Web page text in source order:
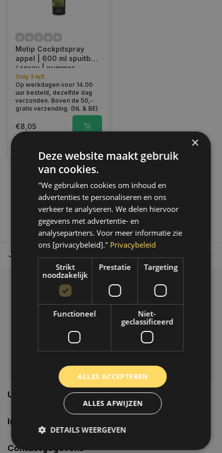
Motip Cockpitspray
appel | 600 ml spuitbus
/ spray | nummer
000784
Only 3 left
Op werkdagen voor 14.00
uur besteld, dezelfde dag
verzonden. Boven de 50,-
gratis verzending. (NL & BE)
€8,05
1
Tot 30 dagen retour sturen. Op werkdagen voor 14.00 uur
Klantenservice
Veelgestelde vragen
06-39119169
info@autoklusser.nl
Usefull links
Informatie
Contactgegevens
×
Deze website maakt gebruik
van cookies.
"We gebruiken cookies om inhoud en
advertenties te personaliseren en ons
verkeer te analyseren. We delen hiervoor
gegevens met advertentie- en
analysepartners. Voor meer informatie zie
ons [privacybeleid]." Privacybeleid
Strikt
noodzakelijk
Prestatie Targeting
Functioneel
Niet-
geclassificeerd
ALLES ACCEPTEREN
ALLES AFWIJZEN
DETAILS WEERGEVEN